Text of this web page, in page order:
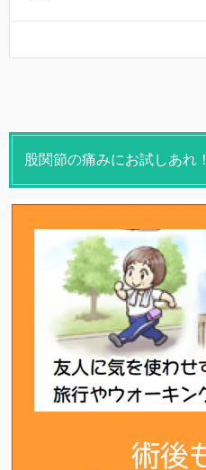
股関節の痛みにお試しあれ！